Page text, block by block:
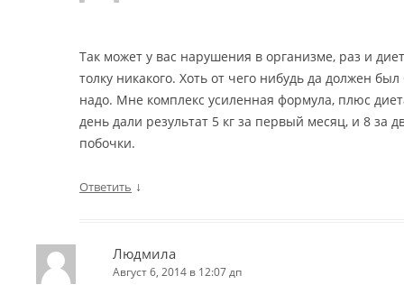
Так может у вас нарушения в организме, раз и
толку никакого. Хоть от чего нибудь да должен
надо. Мне комплекс усиленная формула, плюс
день дали результат 5 кг за первый месяц, и 8 за
побочки.
Ответить ↓
Людмила
Август 6, 2014 в 12:07 дп